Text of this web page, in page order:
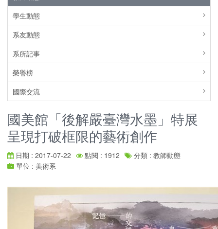
學生動態
系友動態
系所記事
榮譽榜
國際交流
國美館「後解嚴臺灣水墨」特展
呈現打破框限的藝術創作
日期 : 2017-07-22 點閱 : 1912
分類 : 教師動態
單位 : 美術系